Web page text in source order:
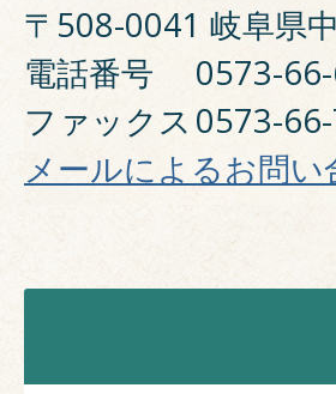
〒508-0041 岐阜県
電話番号
0573-
ファックス 0573-
メールによるお問い